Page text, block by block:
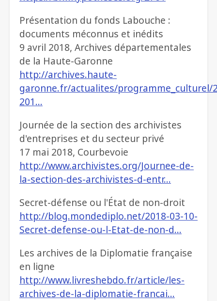
Présentation du fonds Labouche :
documents méconnus et inédits
9 avril 2018, Archives départementales
de la Haute-Garonne
http://archives.haute-
garonne.fr/actualites/programme_culturel/
201…
Journée de la section des archivistes
d'entreprises et du secteur privé
17 mai 2018, Courbevoie
http://www.archivistes.org/Journee-de-
la-section-des-archivistes-d-entr…
Secret-défense ou l'État de non-droit
http://blog.mondediplo.net/2018-03-10-
Secret-defense-ou-l-Etat-de-non-d…
Les archives de la Diplomatie française
en ligne
http://www.livreshebdo.fr/article/les-
archives-de-la-diplomatie-francai…